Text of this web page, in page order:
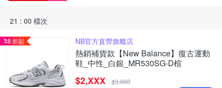
21 : 00 檔次
8 折起 NB官方直營旗艦店
熱銷補貨款【New Balance】復古運動
鞋_中性_白銀_MR530SG-D楦
$2,XXX $3,080